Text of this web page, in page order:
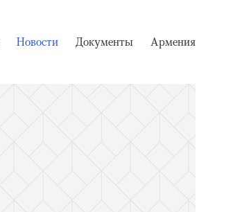
Новости Документы Армения